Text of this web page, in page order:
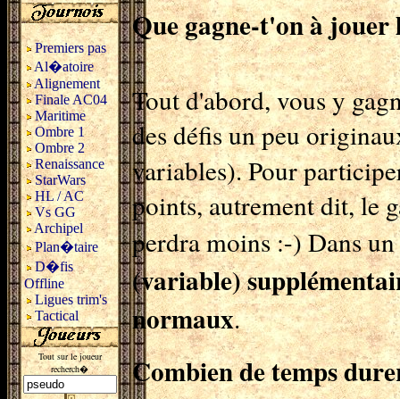
Premiers pas
Al�atoire
Alignement
Finale AC04
Maritime
Ombre 1
Ombre 2
Renaissance
StarWars
HL / AC
Vs GG
Archipel
Plan�taire
D�fis
Offline
Ligues trim's
Tactical
Tout sur le joueur
recherch�
Que gagne-t'on à jouer
Tout d'abord, vous y
des défis un peu
variables). Pour
points, autrement dit, le
perdra moins :-) Dans
(variable)
normaux.
Combien de temps